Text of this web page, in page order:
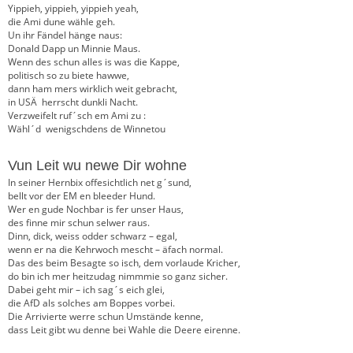
Yippieh, yippieh, yippieh yeah,
die Ami dune wähle geh.
Un ihr Fändel hänge naus:
Donald Dapp un Minnie Maus.
Wenn des schun alles is was die Kappe,
politisch so zu biete hawwe,
dann ham mers wirklich weit gebracht,
in USÄ herrscht dunkli Nacht.
Verzweifelt ruf´sch em Ami zu :
Wähl´d wenigschdens de Winnetou
Vun Leit wu newe Dir wohne
In seiner Hernbix offesichtlich net g´sund,
bellt vor der EM en bleeder Hund.
Wer en gude Nochbar is fer unser Haus,
des finne mir schun selwer raus.
Dinn, dick, weiss odder schwarz – egal,
wenn er na die Kehrwoch mescht – äfach normal.
Das des beim Besagte so isch, dem vorlaude Kricher,
do bin ich mer heitzudag nimmmie so ganz sicher.
Dabei geht mir – ich sag´s eich glei,
die AfD als solches am Boppes vorbei.
Die Arrivierte werre schun Umstände kenne,
dass Leit gibt wu denne bei Wahle die Deere eirenne.